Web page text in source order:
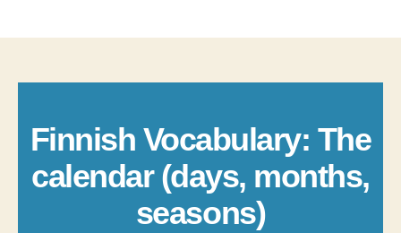
Finnish Vocabulary: The
calendar (days, months,
seasons)